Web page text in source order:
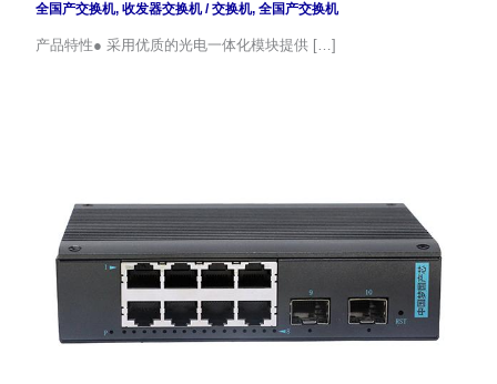
全国产交换机, 收发器交换机/交换机, 全国产交换机
产品特性● 采用优质的光电一体化模块提供 […]